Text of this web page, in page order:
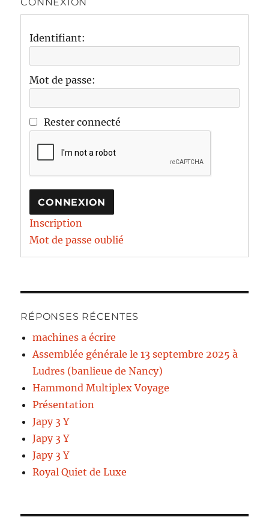
Identifiant:
Mot de passe:
Rester connecté
CONNEXION
Inscription
Mot de passe oublié
RÉPONSES RÉCENTES
machines a écrire
Assemblée générale le 13 septembre 2025 à
Ludres (banlieue de Nancy)
Hammond Multiplex Voyage
Présentation
Japy 3 Y
Japy 3 Y
Japy 3 Y
Royal Quiet de Luxe